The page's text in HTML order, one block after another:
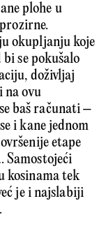
plohe u
okupljanju koje
se pokušalo
doživljaj
na ovu
baš računati –
i kane jednom
etape
Samostojeći
kosinama tek
je i najslabiji